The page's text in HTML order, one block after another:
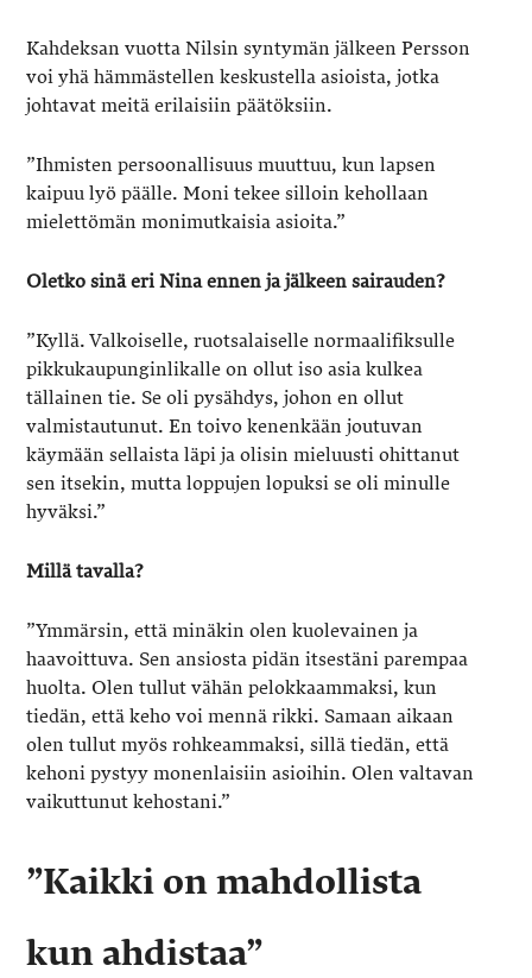
Kahdeksan vuotta Nilsin syntymän jälkeen Persson
voi yhä hämmästellen keskustella asioista, jotka
johtavat meitä erilaisiin päätöksiin.
”Ihmisten persoonallisuus muuttuu, kun lapsen
kaipuu lyö päälle. Moni tekee silloin kehollaan
mielettömän monimutkaisia asioita.”
Oletko sinä eri Nina ennen ja jälkeen sairauden?
”Kyllä. Valkoiselle, ruotsalaiselle normaalifiksulle
pikkukaupunginlikalle on ollut iso asia kulkea
tällainen tie. Se oli pysähdys, johon en ollut
valmistautunut. En toivo kenenkään joutuvan
käymään sellaista läpi ja olisin mieluusti ohittanut
sen itsekin, mutta loppujen lopuksi se oli minulle
hyväksi.”
Millä tavalla?
”Ymmärsin, että minäkin olen kuolevainen ja
haavoittuva. Sen ansiosta pidän itsestäni parempaa
huolta. Olen tullut vähän pelokkaammaksi, kun
tiedän, että keho voi mennä rikki. Samaan aikaan
olen tullut myös rohkeammaksi, sillä tiedän, että
kehoni pystyy monenlaisiin asioihin. Olen valtavan
vaikuttunut kehostani.”
”Kaikki on mahdollista
kun ahdistaa”